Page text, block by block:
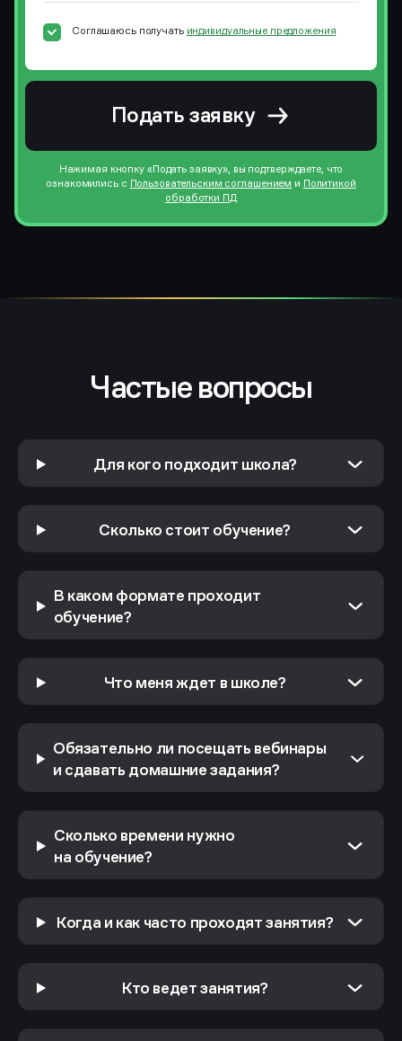
Соглашаюсь получать индивидуальные предложения
Подать заявку
Нажимая кнопку «Подать заявку», вы подтверждаете, что
ознакомились с Пользовательским соглашением и Политикой
обработки ПД
Частые вопросы
Для кого подходит школа?
Сколько стоит обучение?
В каком формате проходит
обучение?
Что меня ждет в школе?
Практика на вебинарах
Домашние задания
Дипломный проект
Обязательно ли посещать вебинары
и сдавать домашние задания?
Сколько времени нужно
на обучение?
Когда и как часто проходят занятия?
Кто ведет занятия?